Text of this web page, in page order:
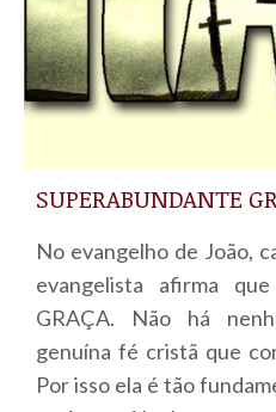
SUPERABUNDANTE
No evangelho de João,
evangelista afirma
GRAÇA. Não há
genuína fé cristã que
Por isso ela é tão